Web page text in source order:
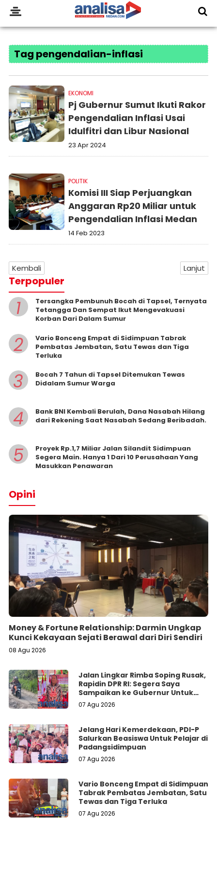
Tag pengendalian-inflasi
EKONOMI
Pj Gubernur Sumut Ikuti Rakor
Pengendalian Inflasi Usai
Idulfitri dan Libur Nasional
23 Apr 2024
POLITIK
Komisi III Siap Perjuangkan
Anggaran Rp20 Miliar untuk
Pengendalian Inflasi Medan
14 Feb 2023
Kembali Lanjut
Terpopuler
1
Tersangka Pembunuh Bocah di Tapsel, Ternyata
Tetangga Dan Sempat Ikut Mengevakuasi
Korban Dari Dalam Sumur
2
Vario Bonceng Empat di Sidimpuan Tabrak
Pembatas Jembatan, Satu Tewas dan Tiga
Terluka
3
Bocah 7 Tahun di Tapsel Ditemukan Tewas
Didalam Sumur Warga
4
Bank BNI Kembali Berulah, Dana Nasabah Hilang
dari Rekening Saat Nasabah Sedang Beribadah.
5
Proyek Rp.1,7 Miliar Jalan Silandit Sidimpuan
Segera Main. Hanya 1 Dari 10 Perusahaan Yang
Masukkan Penawaran
Opini
Money & Fortune Relationship: Darmin Ungkap
Kunci Kekayaan Sejati Berawal dari Diri Sendiri
08 Agu 2026
Jalan Lingkar Rimba Soping Rusak,
Rapidin DPR RI: Segera Saya
Sampaikan ke Gubernur Untuk
Perbaikan
07 Agu 2026
Jelang Hari Kemerdekaan, PDI-P
Salurkan Beasiswa Untuk Pelajar di
Padangsidimpuan
07 Agu 2026
Vario Bonceng Empat di Sidimpuan
Tabrak Pembatas Jembatan, Satu
Tewas dan Tiga Terluka
07 Agu 2026